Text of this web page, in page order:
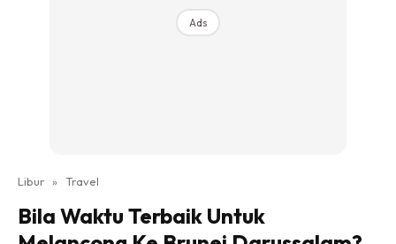
Ads
Libur » Travel
Bila Waktu Terbaik Untuk